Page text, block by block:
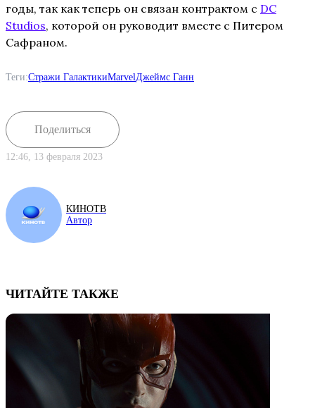
годы, так как теперь он связан контрактом с DC
Studios, которой он руководит вместе с Питером
Сафраном.
Теги:Стражи ГалактикиMarvelДжеймс Ганн
Поделиться
12:46, 13 февраля 2023
КИНОТВ
Автор
ЧИТАЙТЕ ТАКЖЕ